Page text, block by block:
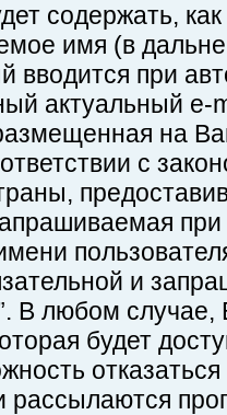
содержать,
имя (в
вводится при
актуальный
на
с
при
и
В любом
будет
рассылаются